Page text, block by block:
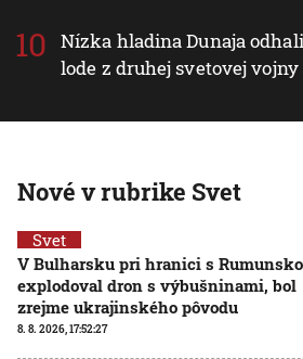
Nízka hladina Dunaja
lode z druhej svetovej vojny
Nové v rubrike Svet
Svet
V Bulharsku pri hranici s
explodoval dron s výbušninami, bol
zrejme ukrajinského pôvodu
8. 8. 2026, 17:52:27